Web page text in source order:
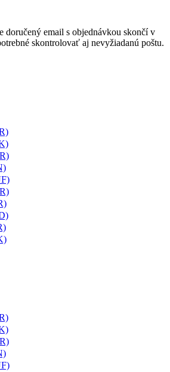
doručený email s objednávkou skončí v
skontrolovať aj nevyžiadanú poštu.